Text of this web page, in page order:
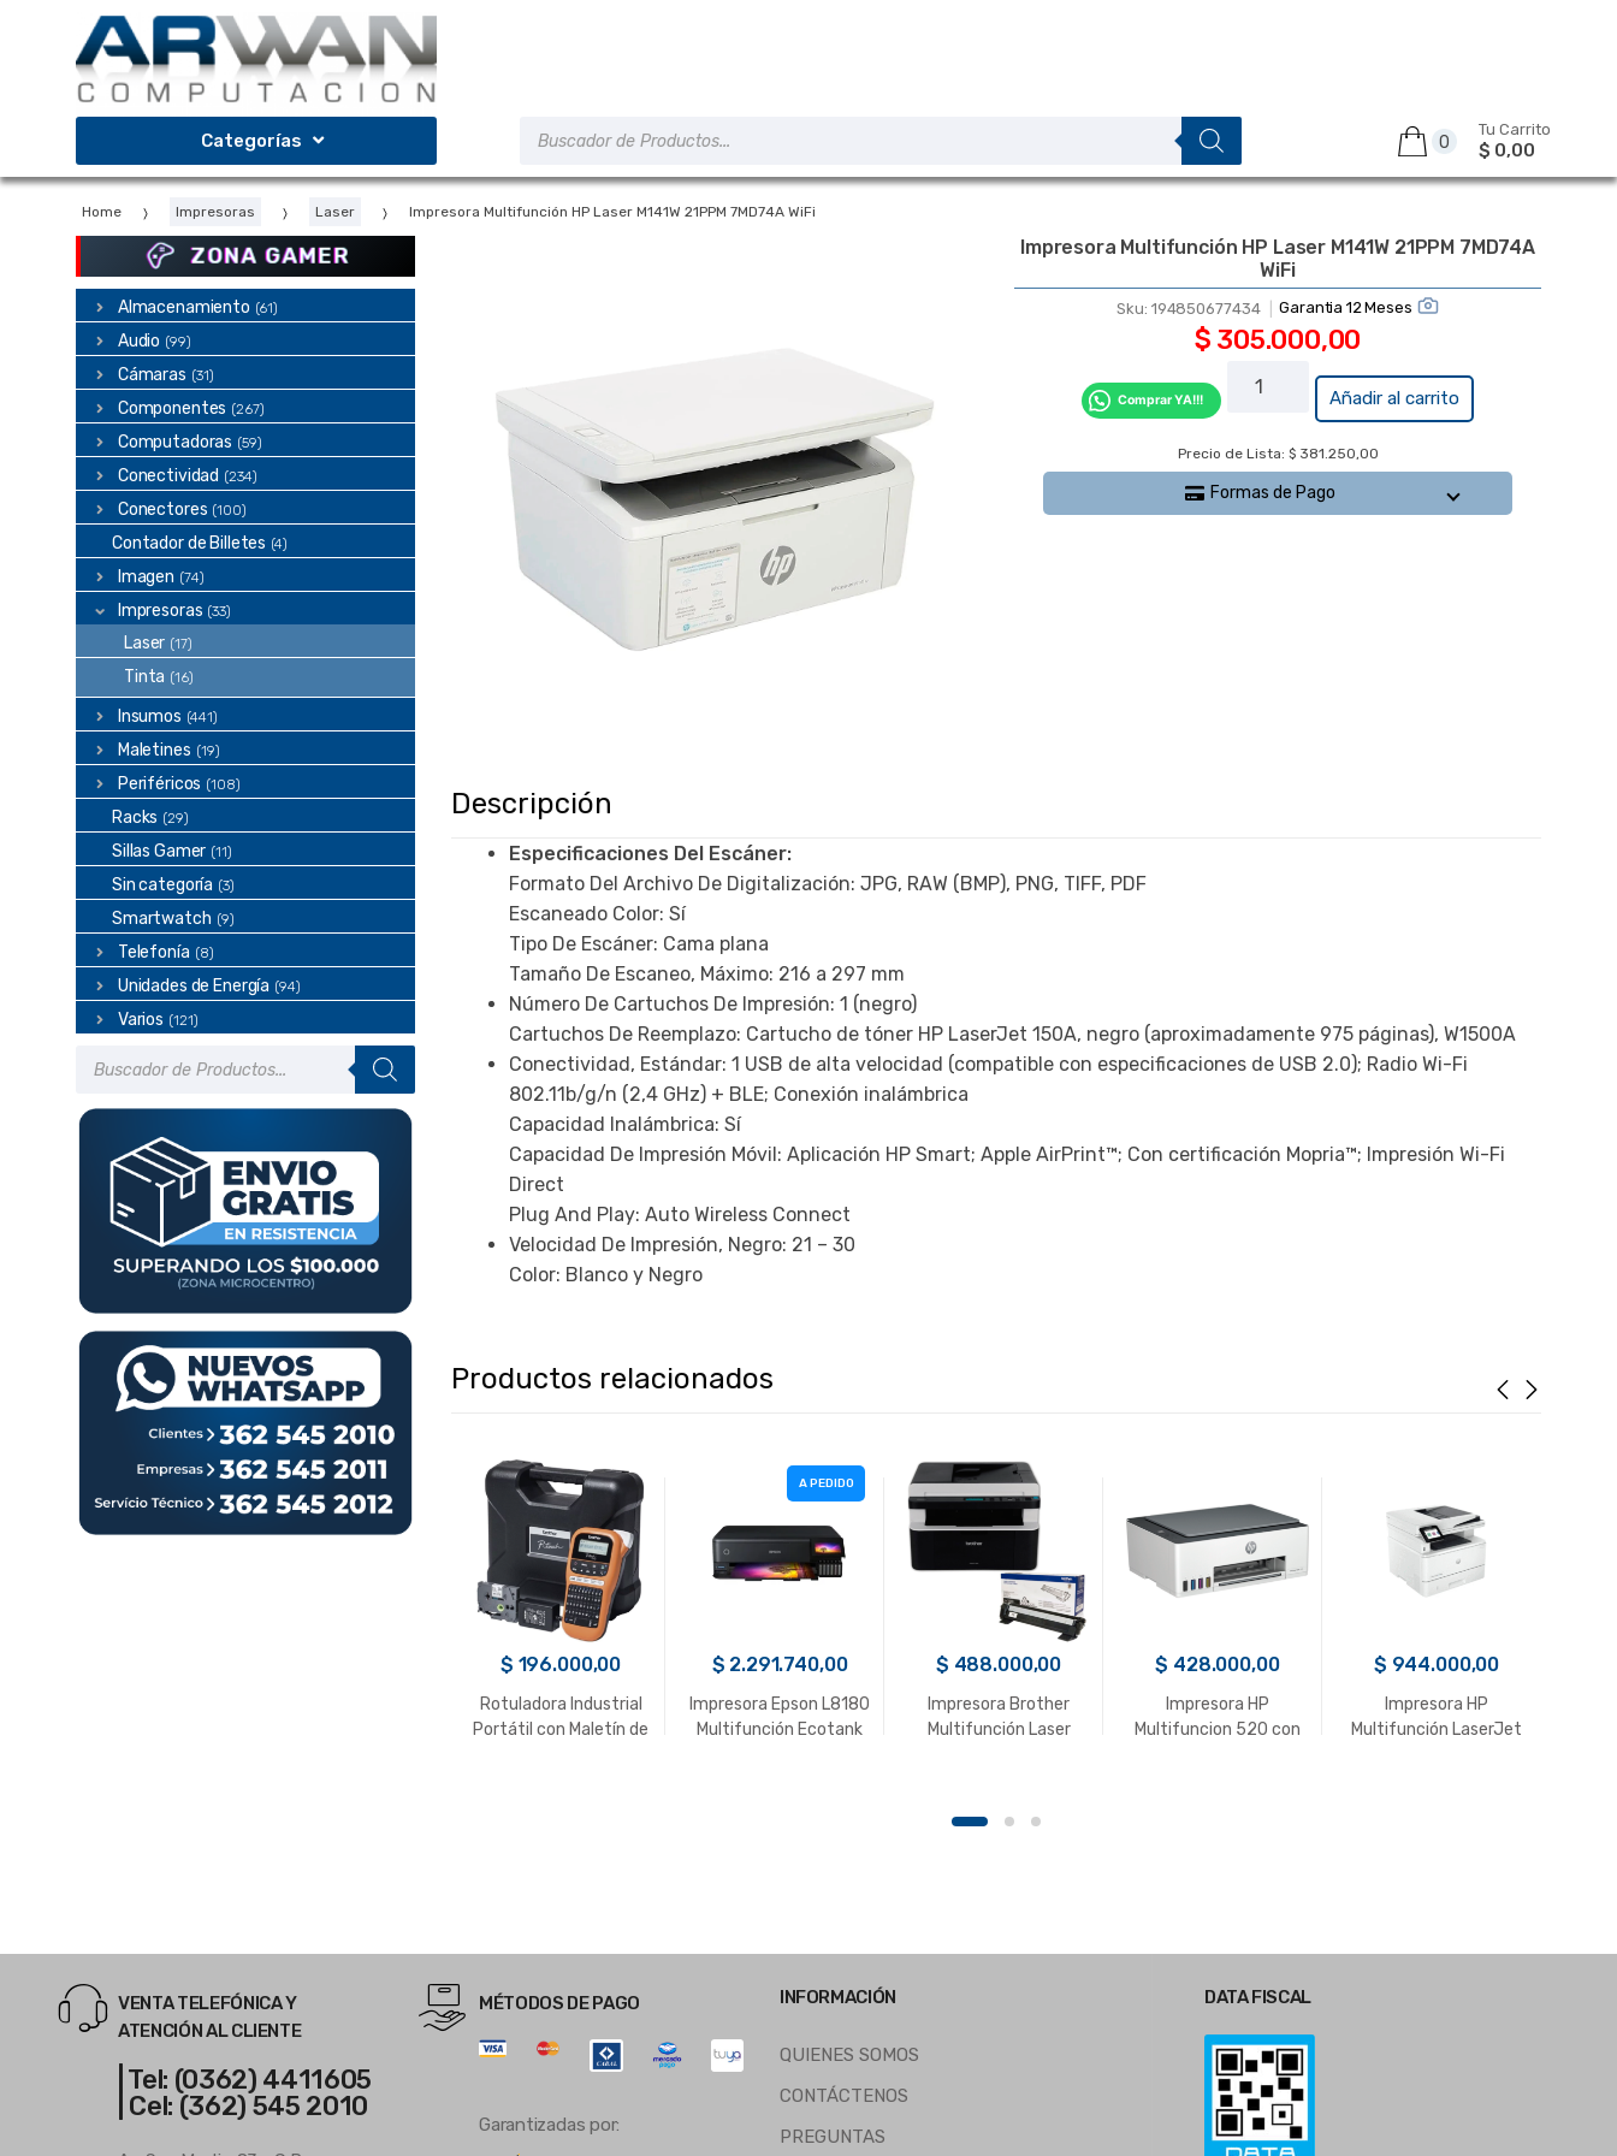
navegación
contenido
Categorías
de
0
Tu Carrito
$ 0,00
Home Impresoras Laser Impresora Multifunción HP Laser M141W 21PPM 7MD74A WiFi
Impresora Multifunción HP Laser M141W 21PPM 7MD74A
WiFi
Sku: 194850677434 Garantia 12 Meses
$ 305.000,00
Comprar YA!!!
Impresora
Multifunción
M141W
21PPM
Añadir al carrito
Precio de Lista: $ 381.250,00
Formas de Pago
Descripción
Especificaciones Del Escáner:
Formato Del Archivo De Digitalización: JPG, RAW (BMP), PNG, TIFF, PDF
Escaneado Color: Sí
Tipo De Escáner: Cama plana
Tamaño De Escaneo, Máximo: 216 a 297 mm
Número De Cartuchos De Impresión: 1 (negro)
Cartuchos De Reemplazo: Cartucho de tóner HP LaserJet 150A, negro (aproximadamente 975 páginas), W1500A
Conectividad, Estándar: 1 USB de alta velocidad (compatible con especificaciones de USB 2.0); Radio Wi-Fi
802.11b/g/n (2,4 GHz) + BLE; Conexión inalámbrica
Capacidad Inalámbrica: Sí
Capacidad De Impresión Móvil: Aplicación HP Smart; Apple AirPrint™; Con certificación Mopria™; Impresión Wi-Fi
Direct
Plug And Play: Auto Wireless Connect
Velocidad De Impresión, Negro: 21 – 30
Color: Blanco y Negro
Productos relacionados
$ 196.000,00
Rotuladora Industrial
Portátil con Maletín de
A PEDIDO
$ 2.291.740,00
Impresora Epson L8180
Multifunción Ecotank
$ 488.000,00
Impresora Brother
Multifunción Laser
$ 428.000,00
Impresora HP
Multifuncion 520 con
$ 944.000,00
Impresora HP
Multifunción LaserJet
ZONA GAMER
Almacenamiento (61)
Audio (99)
Cámaras (31)
Componentes (267)
Computadoras (59)
Conectividad (234)
Conectores (100)
Contador de Billetes (4)
Imagen (74)
Impresoras (33)
Laser (17)
Tinta (16)
Insumos (441)
Maletines (19)
Periféricos (108)
Racks (29)
Sillas Gamer (11)
Sin categoría (3)
Smartwatch (9)
Telefonía (8)
Unidades de Energía (94)
Varios (121)
de
VENTA TELEFÓNICA Y
ATENCIÓN AL CLIENTE
| Tel: (0362) 4411605
| Cel: (362) 545 2010
MÉTODOS DE PAGO
Garantizadas por:
INFORMACIÓN
QUIENES SOMOS
CONTÁCTENOS
PREGUNTAS
DATA FISCAL